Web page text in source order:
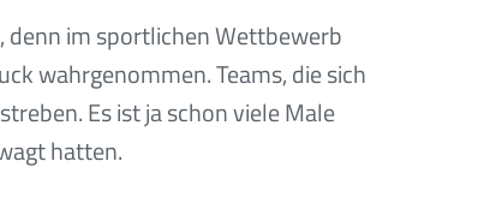
im sportlichen Wettbewerb
wahrgenommen. Teams, die sich
Es ist ja schon viele Male
hatten.